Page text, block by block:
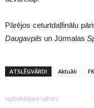
Pārējos ceturtdaļfinālu
Daugavpils un Jūrmalas
ATSLĒGVĀRDI Aktuāli
Iepriekšējais raksts